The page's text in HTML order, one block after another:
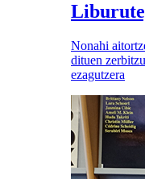
Nonahi
dituen
ezagutzera